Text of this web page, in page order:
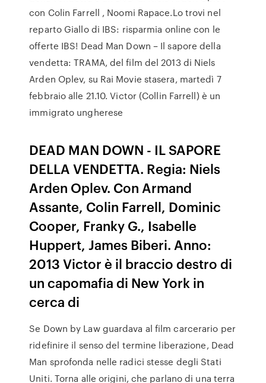
con Colin Farrell , Noomi Rapace.Lo trovi nel
reparto Giallo di IBS: risparmia online con le
offerte IBS! Dead Man Down – Il sapore della
vendetta: TRAMA, del film del 2013 di Niels
Arden Oplev, su Rai Movie stasera, martedì 7
febbraio alle 21.10. Victor (Collin Farrell) è un
immigrato ungherese
DEAD MAN DOWN - IL SAPORE
DELLA VENDETTA. Regia: Niels
Arden Oplev. Con Armand
Assante, Colin Farrell, Dominic
Cooper, Franky G., Isabelle
Huppert, James Biberi. Anno:
2013 Victor è il braccio destro di
un capomafia di New York in
cerca di
Se Down by Law guardava al film carcerario per
ridefinire il senso del termine liberazione, Dead
Man sprofonda nelle radici stesse degli Stati
Uniti. Torna alle origini, che parlano di una terra